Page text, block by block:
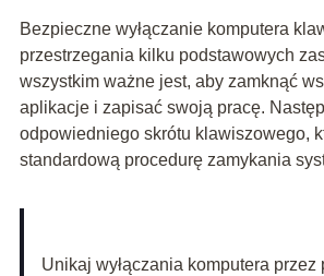
Bezpieczne wyłączanie komputera
przestrzegania kilku podstawowych
wszystkim ważne jest, aby zamknąć
aplikacje i zapisać swoją pracę.
odpowiedniego skrótu klawiszowego,
standardową procedurę zamykania
Unikaj wyłączania komputera przez